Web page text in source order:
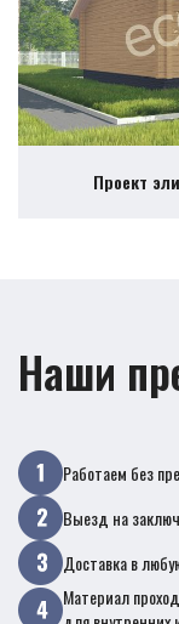
Проект
Наши
Работаем без
Выезд на
Доставка в
Материал